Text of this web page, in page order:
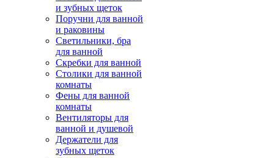
и зубных щеток
Поручни для ванной
и раковины
Светильники, бра
для ванной
Скребки для ванной
Столики для ванной
комнаты
Фены для ванной
комнаты
Вентиляторы для
ванной и душевой
Держатели для
зубных щеток